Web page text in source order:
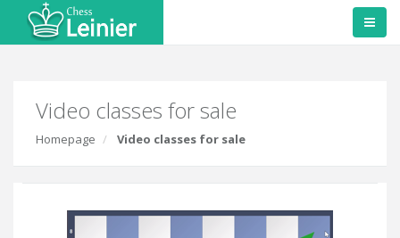
Video classes for sale
Homepage Video classes for sale